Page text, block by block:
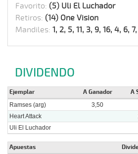
Favorito: (5) Uli El Luchador
Retiros: (14) One Vision
Mandiles: 1, 2, 5, 11, 3, 9, 16, 4, 6,
DIVIDENDO
Ejemplar A Ganador A
Ramses (arg) 3,50
Heart Attack
Uli El Luchador
Apuestas